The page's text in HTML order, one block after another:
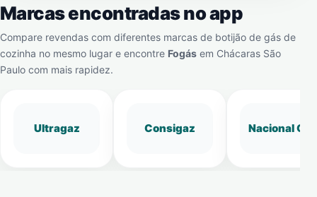
Marcas encontradas no app
Compare revendas com diferentes marcas de botijão de gás de
cozinha no mesmo lugar e encontre Fogás em Chácaras São
Paulo com mais rapidez.
Ultragaz Consigaz Nacional Gás